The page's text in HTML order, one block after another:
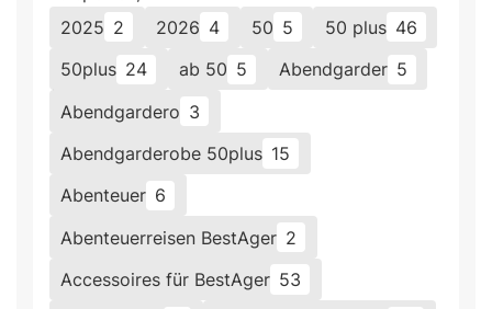
2025 2 2026 4 50 5 50 plus 46
50plus 24 ab 50 5 Abendgarder 5
Abendgardero 3
Abendgarderobe 50plus 15
Abenteuer 6
Abenteuerreisen BestAger 2
Accessoires für BestAger 53